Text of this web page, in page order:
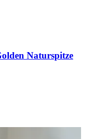
Naturspitze